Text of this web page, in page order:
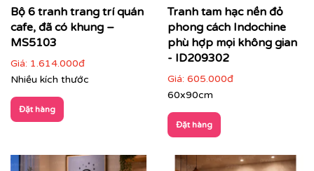
Bộ 6 tranh trang trí quán
cafe, đã có khung –
MS5103
Giá: 1.614.000đ
Nhiều kích thước
Đặt hàng
Tranh tam hạc nền đỏ
phong cách Indochine
phù hợp mọi không gian
- ID209302
Giá: 605.000đ
60x90cm
Đặt hàng